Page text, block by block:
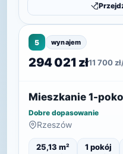
5 wynajem
294 021 zł11 700
Mieszkanie 1-
Dobre dopasowanie
Rzeszów
25,13 m² 1 pokój